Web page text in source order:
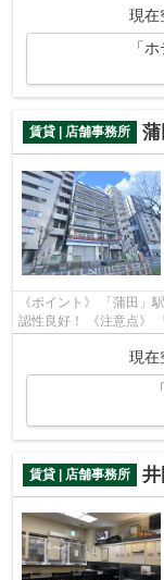
現在
「
賃貸 | 店舗事務所
《ポイント》 「蒲田」
認性良好！
現在
賃貸 | 店舗事務所